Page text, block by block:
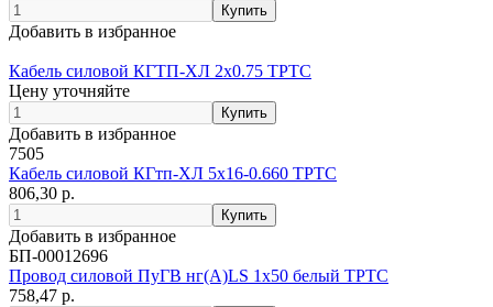
Добавить в избранное
Кабель силовой КГТП-ХЛ 2х0.75 ТРТС
Цену уточняйте
Добавить в избранное
7505
Кабель силовой КГтп-ХЛ 5х16-0.660 ТРТС
806,30 р.
Добавить в избранное
БП-00012696
Провод силовой ПуГВ нг(А)LS 1х50 белый ТРТС
758,47 р.